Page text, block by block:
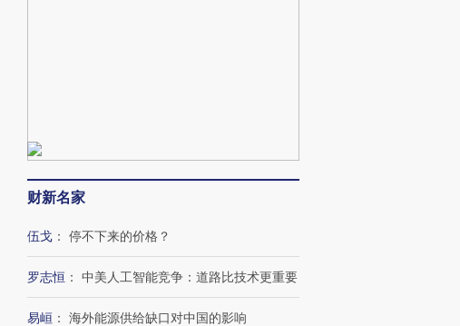
财新名家
伍戈 ： 停不下来的价格？
罗志恒 ： 中美人工智能竞争：道路比技术更重要
易峘 ： 海外能源供给缺口对中国的影响